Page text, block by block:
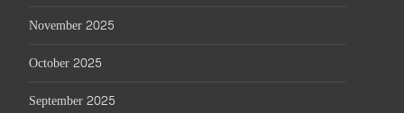
November 2025
October 2025
September 2025